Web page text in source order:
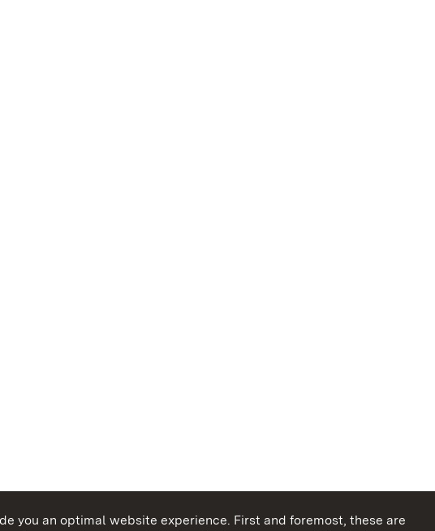
you an optimal website experience. First and foremost, these are